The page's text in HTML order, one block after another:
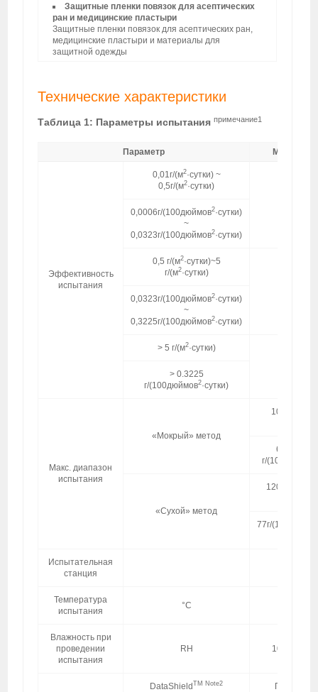
Защитные пленки повязок для асептических
ран и медицинские пластыри
Защитные пленки повязок для асептических ран,
медицинские пластыри и материалы для
защитной одежды
Технические характеристики
Таблица 1: Параметры испытания примечание1
Параметр Модель
Эффективность
испытания
0,01г/(м2·сутки) ~
0,5г/(м2·сутки)
0,0006г/(100дюймов2·сутки)
~
0,0323г/(100дюймов2·сутки)
0,5 г/(м2·сутки)~5
г/(м2·сутки)
0,0323г/(100дюймов2·сутки)
~
0,3225г/(100дюймов2·сутки)
> 5 г/(м2·сутки)
> 0.3225
г/(100дюймов2·сутки)
Макс. диапазон
испытания
«Мокрый» метод
10000/n（
645/n（1-
г/(100дюймов
«Сухой» метод
1200г/(м
77г/
Испытательная
станция
Температура
испытания
°C
Влажность при
проведении
испытания
RH 10% ~
DataShieldTM Note2 По доп.